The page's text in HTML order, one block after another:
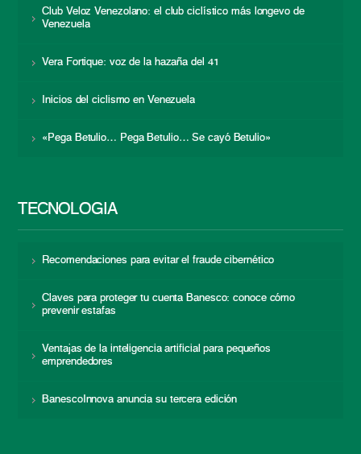
Club Veloz Venezolano: el club ciclístico más longevo de
Venezuela
Vera Fortique: voz de la hazaña del 41
Inicios del ciclismo en Venezuela
«Pega Betulio… Pega Betulio… Se cayó Betulio»
TECNOLOGÍA
Recomendaciones para evitar el fraude cibernético
Claves para proteger tu cuenta Banesco: conoce cómo
prevenir estafas
Ventajas de la inteligencia artificial para pequeños
emprendedores
BanescoInnova anuncia su tercera edición